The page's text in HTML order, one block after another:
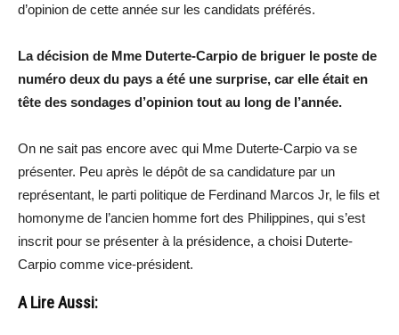
d’opinion de cette année sur les candidats préférés.
La décision de Mme Duterte-Carpio de briguer le poste de
numéro deux du pays a été une surprise, car elle était en
tête des sondages d’opinion tout au long de l’année.
On ne sait pas encore avec qui Mme Duterte-Carpio va se
présenter. Peu après le dépôt de sa candidature par un
représentant, le parti politique de Ferdinand Marcos Jr, le fils et
homonyme de l’ancien homme fort des Philippines, qui s’est
inscrit pour se présenter à la présidence, a choisi Duterte-
Carpio comme vice-président.
A Lire Aussi: